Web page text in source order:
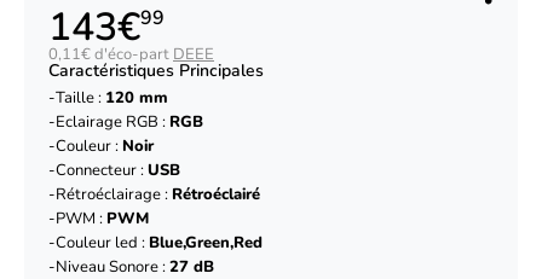
143€99
0,11€ d'éco-part DEEE
Caractéristiques Principales
Taille : 120 mm
Eclairage RGB : RGB
Couleur : Noir
Connecteur :USB
Rétroéclairage : Rétroéclairé
PWM : PWM
Couleur led : Blue,Green,Red
Niveau Sonore :27 dB